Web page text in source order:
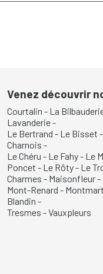
Venez découvrir
Courtalin - La
Lavanderie-
Le Bertrand - Le Bisset -
Charnois -
Le Chéru - Le Fahy- Le
Poncet - Le Rôty- Le
Charmes - Maisonfleur-
Mont-Renard -
Blandin -
Tresmes -Vauxpleurs